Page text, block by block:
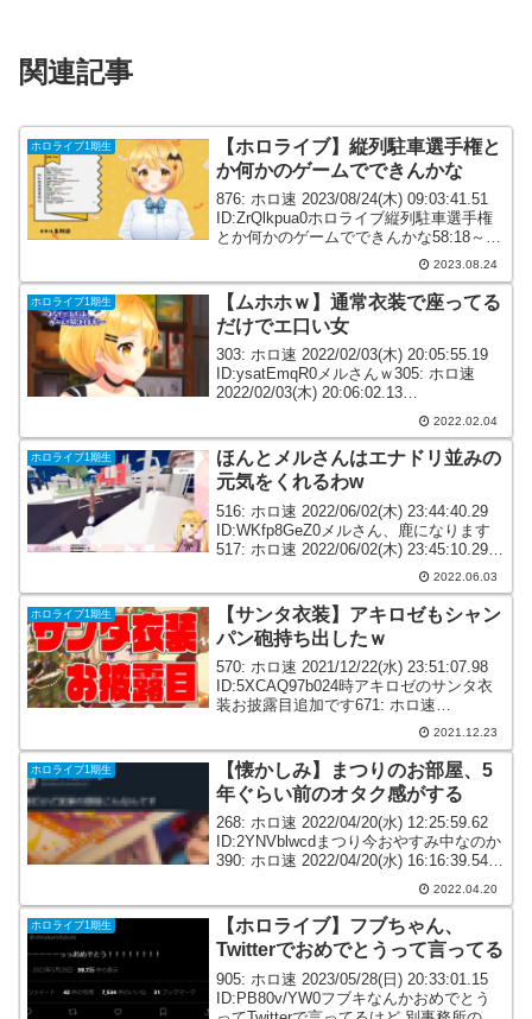
関連記事
ホロライブ1期生
【ホロライブ】縦列駐車選手権と
か何かのゲームでできんかな
876: ホロ速 2023/08/24(木) 09:03:41.51
ID:ZrQlkpua0ホロライブ縦列駐車選手権
とか何かのゲームでできんかな58:18～
878: ホロ速 2023/08/24(木) 09:06:08.87
2023.08.24
ホロライブ1期生
【ムホホｗ】通常衣装で座ってる
だけでエ口い女
303: ホロ速 2022/02/03(木) 20:05:55.19
ID:ysatEmqR0メルさんｗ305: ホロ速
2022/02/03(木) 20:06:02.13
ID:m1mhWbYz0○△急に地獄やるやん
2022.02.04
ホロライブ1期生
ほんとメルさんはエナドリ並みの
元気をくれるわw
516: ホロ速 2022/06/02(木) 23:44:40.29
ID:WKfp8GeZ0メルさん、鹿になります
517: ホロ速 2022/06/02(木) 23:45:10.29
ID:SDrd57c+0なんでメルさんまで鹿にな
2022.06.03
ホロライブ1期生
【サンタ衣装】アキロゼもシャン
パン砲持ち出したｗ
570: ホロ速 2021/12/22(水) 23:51:07.98
ID:5XCAQ97b024時アキロゼのサンタ衣
装お披露目追加です671: ホロ速
2021.12.23
ホロライブ1期生
【懐かしみ】まつりのお部屋、5
年ぐらい前のオタク感がする
268: ホロ速 2022/04/20(水) 12:25:59.62
ID:2YNVblwcdまつり今おやすみ中なのか
390: ホロ速 2022/04/20(水) 16:16:39.54
ID:h5L+1s1Xaまつり実家の部屋1部だけ
2022.04.20
ホロライブ1期生
【ホロライブ】フブちゃん、
Twitterでおめでとうって言ってる
905: ホロ速 2023/05/28(日) 20:33:01.15
ID:PB80v/YW0フブキなんかおめでとう